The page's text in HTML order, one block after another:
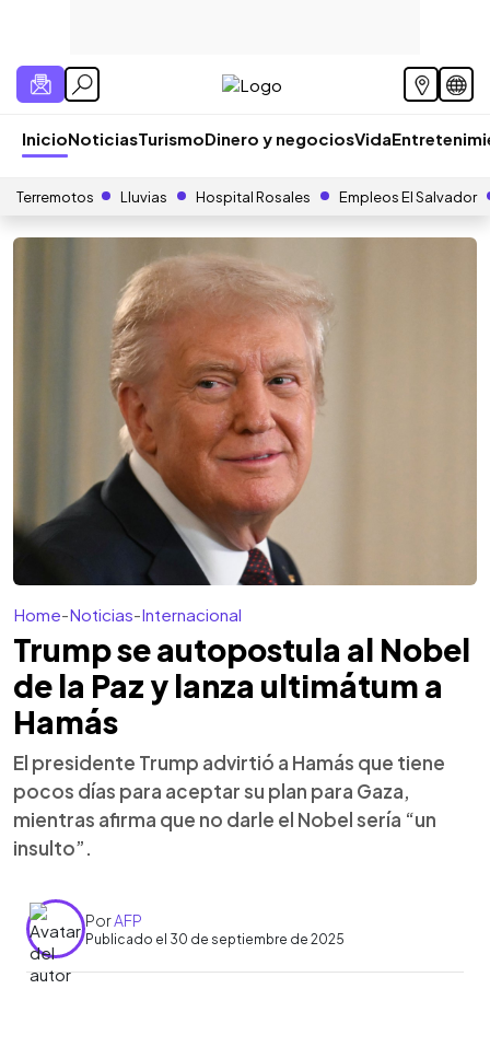
InicioNoticiasTurismoDinero y negociosVida
Terremotos Lluvias Hospital Rosales Empleos El Salvador
Home-Noticias-Internacional
Trump se autopostula al Nobel
de la Paz y lanza ultimátum a
Hamás
El presidente Trump advirtió a Hamás que tiene
pocos días para aceptar su plan para Gaza,
mientras afirma que no darle el Nobel sería “un
insulto”.
PorAFP
Publicado el 30 de septiembre de 2025